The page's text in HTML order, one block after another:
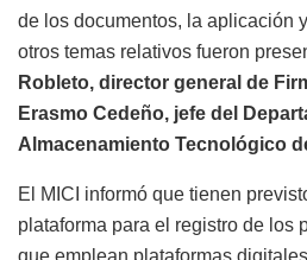
de los documentos, la aplicación
otros temas relativos fueron
Robleto, director general de
Erasmo Cedeño, jefe del
Almacenamiento Tecnológico
El MICI informó que tienen
plataforma para el registro de los
que emplean plataformas